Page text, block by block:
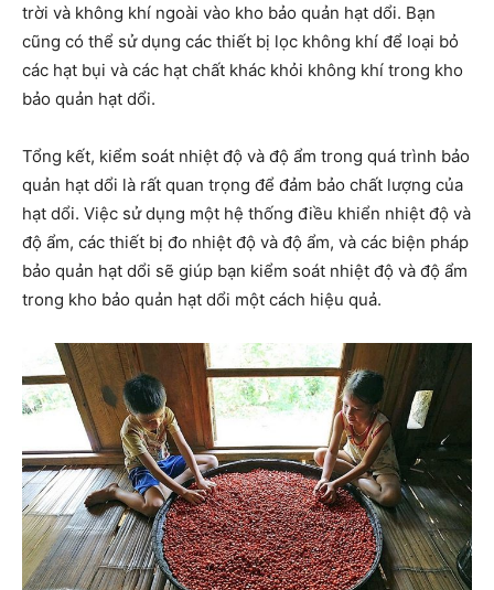
trời và không khí ngoài vào kho bảo quản hạt dổi. Bạn
cũng có thể sử dụng các thiết bị lọc không khí để loại bỏ
các hạt bụi và các hạt chất khác khỏi không khí trong kho
bảo quản hạt dổi.
Tổng kết, kiểm soát nhiệt độ và độ ẩm trong quá trình bảo
quản hạt dổi là rất quan trọng để đảm bảo chất lượng của
hạt dổi. Việc sử dụng một hệ thống điều khiển nhiệt độ và
độ ẩm, các thiết bị đo nhiệt độ và độ ẩm, và các biện pháp
bảo quản hạt dổi sẽ giúp bạn kiểm soát nhiệt độ và độ ẩm
trong kho bảo quản hạt dổi một cách hiệu quả.